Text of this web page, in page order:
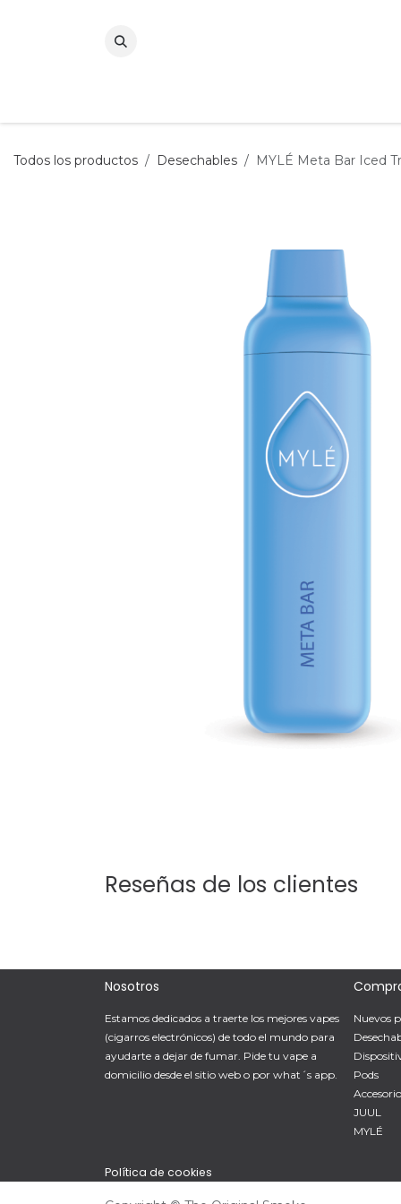
Todos los productos Desechables MYLÉ Meta Bar Iced
Reseñas de los clientes
Nosotros
Estamos dedicados a traerte los mejores vapes
(cigarros electrónicos) de todo el mundo para
ayudarte a dejar de fumar. Pide tu vape a
domicilio desde el sitio web o por what´s app.
Nuevos
Pods
JUUL
MYLÉ
Política de cookies